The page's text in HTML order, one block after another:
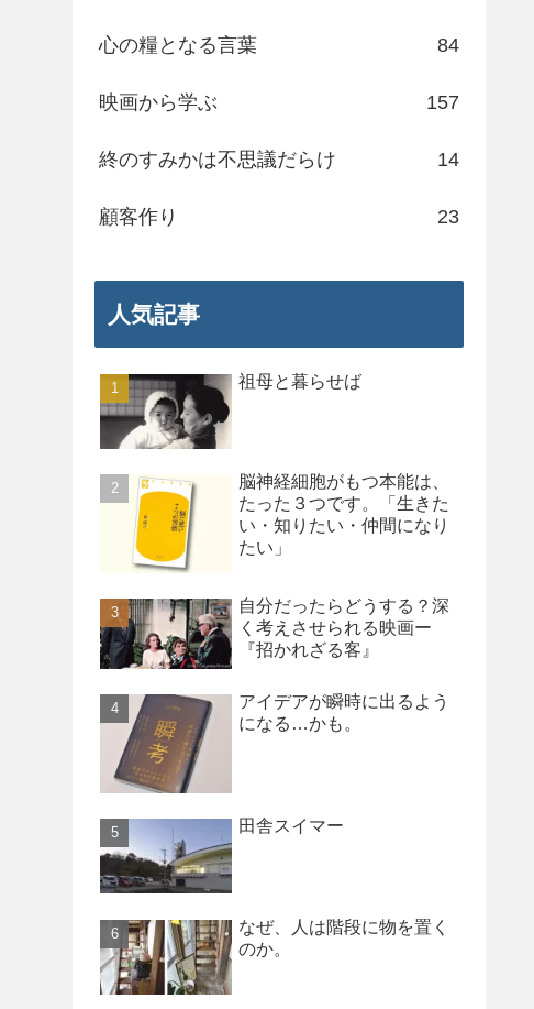
心の糧となる言葉 84
映画から学ぶ 157
終のすみかは不思議だらけ 14
顧客作り 23
人気記事
祖母と暮らせば
脳神経細胞がもつ本能は、
たった３つです。「生きた
い・知りたい・仲間になり
たい」
自分だったらどうする？深
く考えさせられる映画ー
『招かれざる客』
アイデアが瞬時に出るよう
になる…かも。
田舎スイマー
なぜ、人は階段に物を置く
のか。